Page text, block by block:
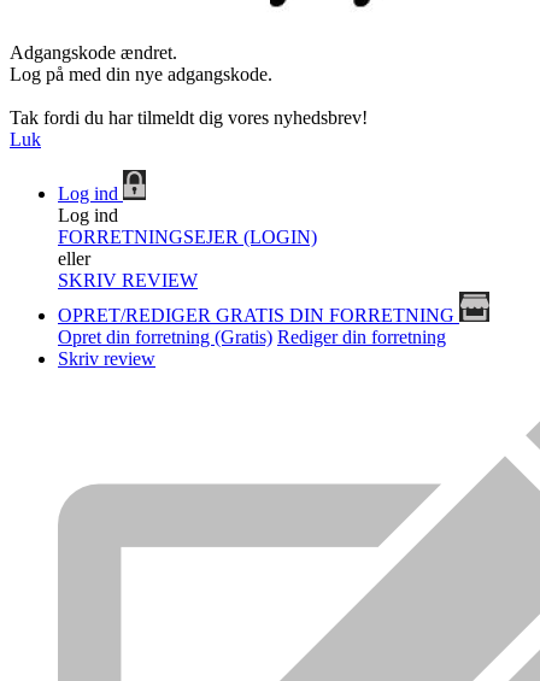
Adgangskode ændret.
Log på med din nye adgangskode.
Tak fordi du har tilmeldt dig vores nyhedsbrev!
Luk
Log ind
Log ind
FORRETNINGSEJER (LOGIN)
eller
SKRIV REVIEW
OPRET/REDIGER GRATIS DIN FORRETNING
Opret din forretning (Gratis) Rediger din forretning
Skriv review